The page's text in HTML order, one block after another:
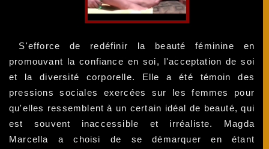
S'efforce de redéfinir la beauté féminine en
promouvant la confiance en soi, l'acceptation de soi
et la diversité corporelle. Elle a été témoin des
pressions sociales exercées sur les femmes pour
qu'elles ressemblent à un certain idéal de beauté, qui
est souvent inaccessible et irréaliste. Magda
Marcella a choisi de se démarquer en étant